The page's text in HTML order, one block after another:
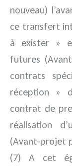
nouveau)
ce transfert
à exister »
futures
contrats
réception »
contrat de
réalisation
(Avant-projet
(7) A cet